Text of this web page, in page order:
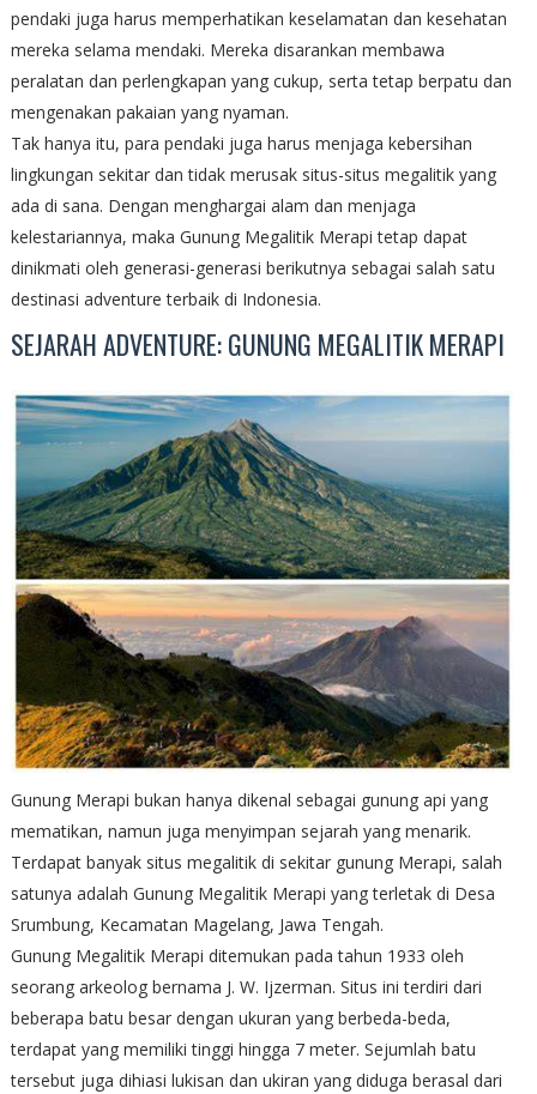
pendaki juga harus memperhatikan keselamatan dan kesehatan
mereka selama mendaki. Mereka disarankan membawa
peralatan dan perlengkapan yang cukup, serta tetap berpatu dan
mengenakan pakaian yang nyaman.
Tak hanya itu, para pendaki juga harus menjaga kebersihan
lingkungan sekitar dan tidak merusak situs-situs megalitik yang
ada di sana. Dengan menghargai alam dan menjaga
kelestariannya, maka Gunung Megalitik Merapi tetap dapat
dinikmati oleh generasi-generasi berikutnya sebagai salah satu
destinasi adventure terbaik di Indonesia.
SEJARAH ADVENTURE: GUNUNG MEGALITIK MERAPI
Gunung Merapi bukan hanya dikenal sebagai gunung api yang
mematikan, namun juga menyimpan sejarah yang menarik.
Terdapat banyak situs megalitik di sekitar gunung Merapi, salah
satunya adalah Gunung Megalitik Merapi yang terletak di Desa
Srumbung, Kecamatan Magelang, Jawa Tengah.
Gunung Megalitik Merapi ditemukan pada tahun 1933 oleh
seorang arkeolog bernama J. W. Ijzerman. Situs ini terdiri dari
beberapa batu besar dengan ukuran yang berbeda-beda,
terdapat yang memiliki tinggi hingga 7 meter. Sejumlah batu
tersebut juga dihiasi lukisan dan ukiran yang diduga berasal dari